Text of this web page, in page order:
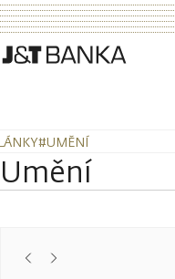
#UMĚNÍ
Umění
Předchozí